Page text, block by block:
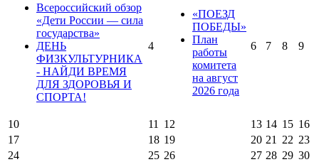
Всероссийский обзор
«Дети России — сила
государства»
ДЕНЬ
ФИЗКУЛЬТУРНИКА
- НАЙДИ ВРЕМЯ
ДЛЯ ЗДОРОВЬЯ И
СПОРТА!
4
«ПОЕЗД
ПОБЕДЫ»
План
работы
комитета
на август
2026 года
6 7 8 9
10 11 12 13 14 15 16
17
18 19 20 21 22 23
24
25 26 27 28 29 30